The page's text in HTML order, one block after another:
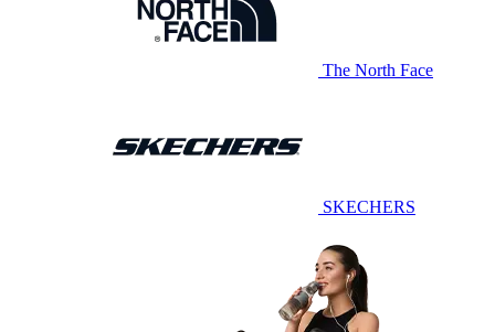
The North Face
SKECHERS